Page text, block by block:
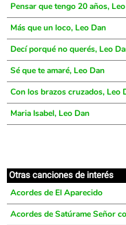
Pensar que tengo 20 años,
Más que un loco, Leo Dan
Decí porqué no querés, Leo
Sé que te amaré, Leo Dan
Con los brazos cruzados, Leo
Maria Isabel, Leo Dan
Otras canciones de interés
Acordes de El Aparecido
Acordes de Satúrame Señor